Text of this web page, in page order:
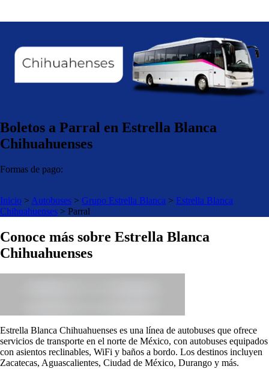
Boletos a Parral en Estrella Blanca
Chihuahuenses
Formas de pago:
Inicio > Autobuses > Grupo Estrella Blanca > Estrella Blanca
Chihuahuenses > Parral
Conoce más sobre Estrella Blanca
Chihuahuenses
Estrella Blanca Chihuahuenses es una línea de autobuses que ofrece
servicios de transporte en el norte de México, con autobuses equipados
con asientos reclinables, WiFi y baños a bordo. Los destinos incluyen
Zacatecas, Aguascalientes, Ciudad de México, Durango y más.